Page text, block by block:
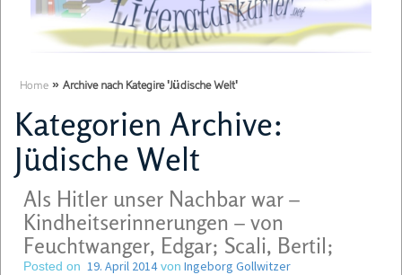
Home » Archive nach Kategire 'Jüdische Welt'
Kategorien Archive:
Jüdische Welt
Als Hitler unser Nachbar war –
Kindheitserinnerungen – von
Feuchtwanger, Edgar; Scali, Bertil;
Posted on 19. April 2014von Ingeborg Gollwitzer